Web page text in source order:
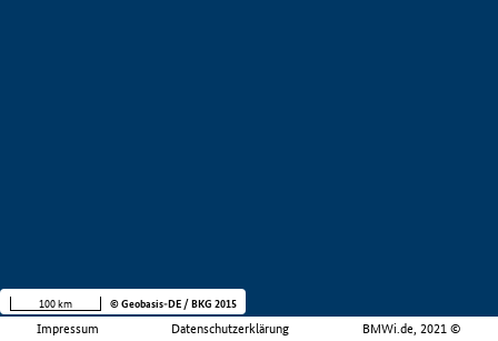
Impressum Datenschutzerklärung BMWi.de, 2021 ©
100 km © Geobasis-DE / BKG 2015